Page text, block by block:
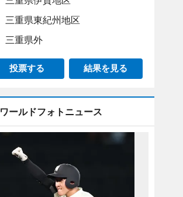
三重県東紀州地区
三重県外
投票する 結果を見る
ワールドフォトニュース